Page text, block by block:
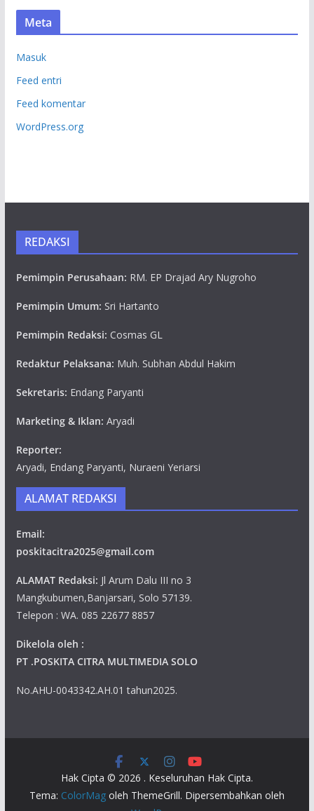
Meta
Masuk
Feed entri
Feed komentar
WordPress.org
REDAKSI
Pemimpin Perusahaan: RM. EP Drajad Ary Nugroho
Pemimpin Umum: Sri Hartanto
Pemimpin Redaksi: Cosmas GL
Redaktur Pelaksana: Muh. Subhan Abdul Hakim
Sekretaris: Endang Paryanti
Marketing & Iklan: Aryadi
Reporter:
Aryadi, Endang Paryanti, Nuraeni Yeriarsi
ALAMAT REDAKSI
Email:
poskitacitra2025@gmail.com
ALAMAT Redaksi: Jl Arum Dalu III no 3
Mangkubumen,Banjarsari, Solo 57139.
Telepon : WA. 085 22677 8857
Dikelola oleh :
PT .POSKITA CITRA MULTIMEDIA SOLO
No.AHU-0043342.AH.01 tahun2025.
Hak Cipta © 2026 . Keseluruhan Hak Cipta.
Tema: ColorMagoleh ThemeGrill. Dipersembahkan oleh